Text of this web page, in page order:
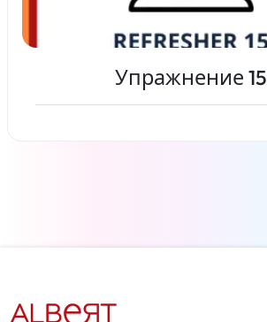
Упражнение 15